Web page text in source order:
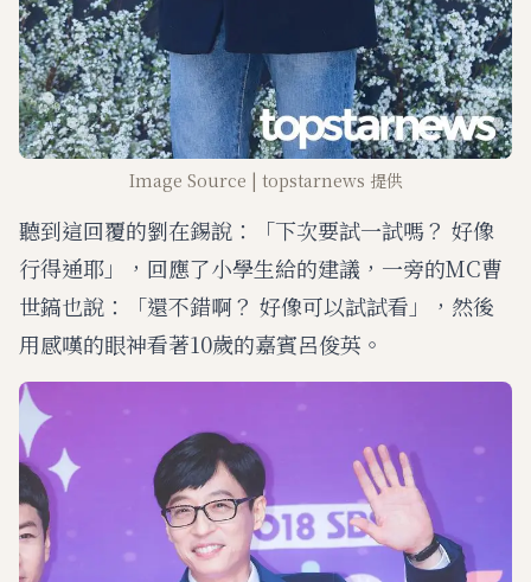
Image Source | topstarnews 提供
聽到這回覆的劉在錫說：「下次要試一試嗎？ 好像
行得通耶」，回應了小學生給的建議，一旁的MC曹
世鎬也說：「還不錯啊？ 好像可以試試看」，然後
用感嘆的眼神看著10歲的嘉賓呂俊英。